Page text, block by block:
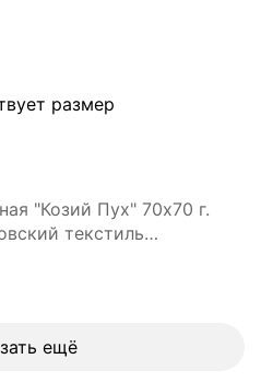
размер
"Козий Пух" 70х70 г.
текстиль
ещё